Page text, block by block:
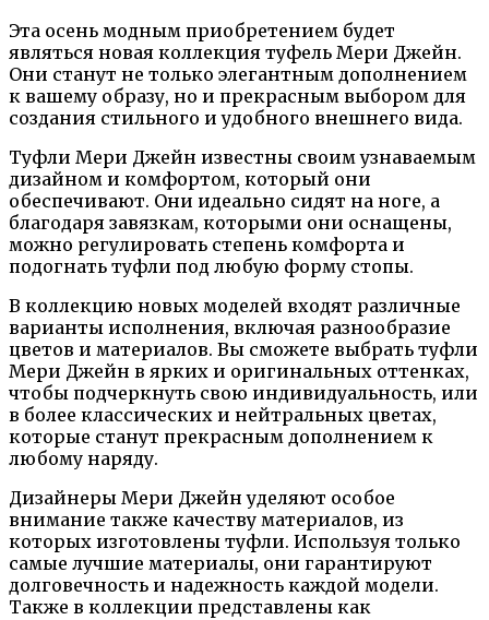
Эта осень модным приобретением будет
являться новая коллекция туфель Мери Джейн.
Они станут не только элегантным дополнением
к вашему образу, но и прекрасным выбором для
создания стильного и удобного внешнего вида.
Туфли Мери Джейн известны своим узнаваемым
дизайном и комфортом, который они
обеспечивают. Они идеально сидят на ноге, а
благодаря завязкам, которыми они оснащены,
можно регулировать степень комфорта и
подогнать туфли под любую форму стопы.
В коллекцию новых моделей входят различные
варианты исполнения, включая разнообразие
цветов и материалов. Вы сможете выбрать туфли
Мери Джейн в ярких и оригинальных оттенках,
чтобы подчеркнуть свою индивидуальность, или
в более классических и нейтральных цветах,
которые станут прекрасным дополнением к
любому наряду.
Дизайнеры Мери Джейн уделяют особое
внимание также качеству материалов, из
которых изготовлены туфли. Используя только
самые лучшие материалы, они гарантируют
долговечность и надежность каждой модели.
Также в коллекции представлены как